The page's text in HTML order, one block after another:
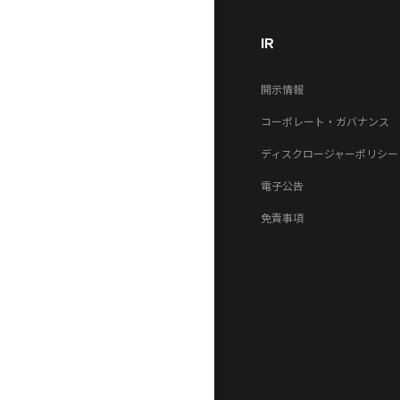
IR
開示情報
コーポレート・ガバナンス
ディスクロージャーポリシー
電子公告
免責事項